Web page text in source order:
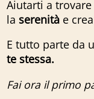
Aiutarti a
laserenità e
E tutto parte da
te stessa.
Fai ora il primo